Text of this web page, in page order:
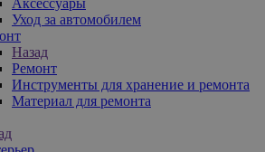
Уход за автомобилем
Назад
Ремонт
Инструменты для хранение и ремонта
Материал для ремонта